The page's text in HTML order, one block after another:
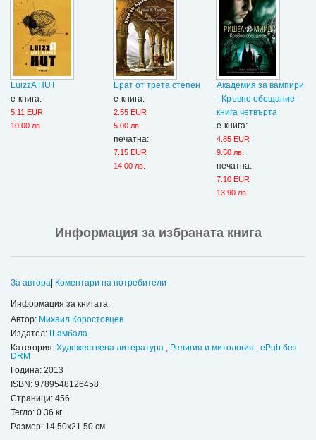
LuizzA HUT
е-книга:
5.11 EUR
10.00 лв.
Брат от трета степен
е-книга:
2.55 EUR
5.00 лв.
печатна:
7.15 EUR
14.00 лв.
Академия за вампири
- Кръвно обещание -
книга четвърта
е-книга:
4.85 EUR
9.50 лв.
печатна:
7.10 EUR
13.90 лв.
Информация за избраната книга
За автора Коментари на потребители
Информация за книгата:
Автор: Михаил Коростовцев
Издател: Шамбала
Категория: Художествена литература Религия и митология
ePub без
DRM
Година: 2013
ISBN: 9789548126458
Страници: 456
Тегло: 0.36 кг.
Размер: 14.50x21.50 см.